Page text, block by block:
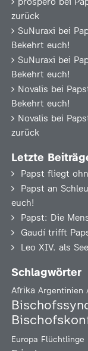
zurück
SuNuraxi bei
Bekehrt euch!
SuNuraxi bei
Bekehrt euch!
Novalis bei
Bekehrt euch!
Novalis bei
zurück
Letzte
Papst fliegt
Papst an
euch!
Papst: Die
Gaudí trifft
Leo XIV. als
Schlagwörter
Afrika Argentinien
Europa Flüchtlinge